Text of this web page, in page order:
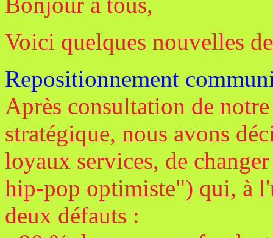
Voici quelques nouvelles
Repositionnement
Après consultation de
stratégique, nous avons
loyaux services, de
hip-pop optimiste") qui, à
deux défauts :